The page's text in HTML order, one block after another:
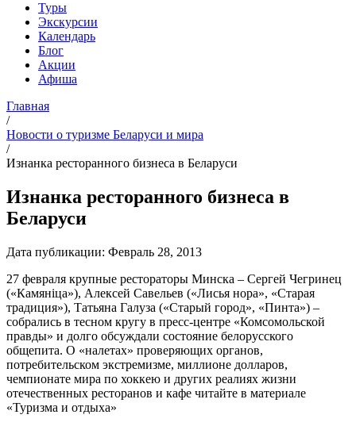
Туры
Экскурсии
Календарь
Блог
Акции
Афиша
Главная
/
Новости о туризме Беларуси и мира
/
Изнанка ресторанного бизнеса в Беларуси
Изнанка ресторанного бизнеса в
Беларуси
Дата публикации: Февраль 28, 2013
27 февраля крупные рестораторы Минска – Сергей Чегринец
(«Камянiца»), Алексей Савельев («Лисья нора», «Старая
традиция»), Татьяна Галуза («Старый город», «Пинта») –
собрались в тесном кругу в пресс-центре «Комсомольской
правды» и долго обсуждали состояние белорусского
общепита. О «налетах» проверяющих органов,
потребительском экстремизме, миллионе долларов,
чемпионате мира по хоккею и других реалиях жизни
отечественных ресторанов и кафе читайте в материале
«Туризма и отдыха»